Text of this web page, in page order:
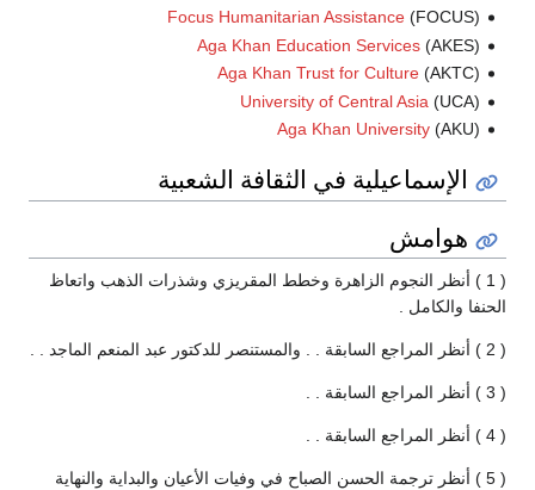
Focus Humanitarian Assistance(FOCUS)
Aga Khan Education Services(AKES)
Aga Khan Trust for Culture(AKTC)
University of Central Asia (UCA)
Aga Khan University(AKU)
الإسماعيلية في الثقافة الشعبية
هوامش
( 1 ) أنظر النجوم الزاهرة وخطط المقريزي وشذرات الذهب واتعاظ
الحنفا والكامل .
( 2 ) أنظر المراجع السابقة . . والمستنصر للدكتور عبد المنعم الماجد . .
( 3 ) أنظر المراجع السابقة . .
( 4 ) أنظر المراجع السابقة . .
( 5 ) أنظر ترجمة الحسن الصباح في وفيات الأعيان والبداية والنهاية